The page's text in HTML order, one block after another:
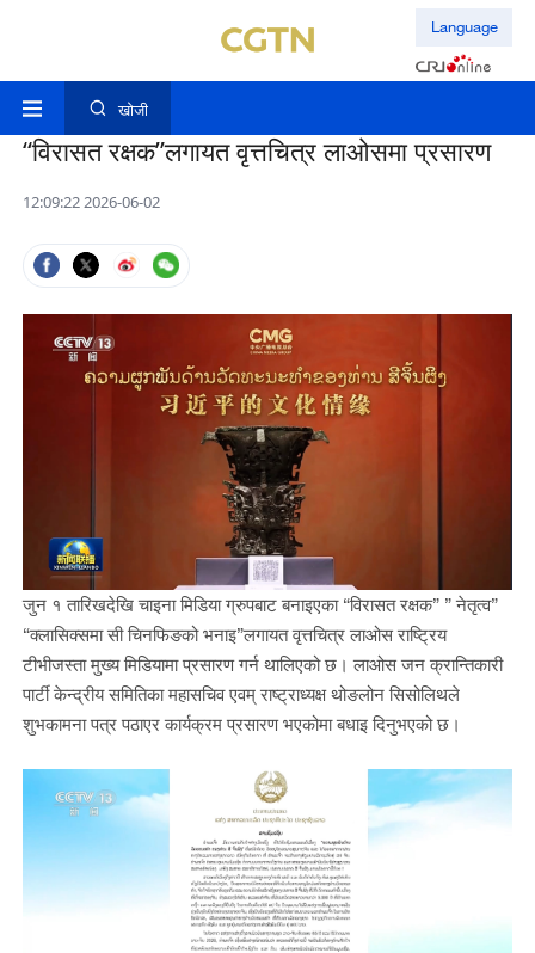
Language
खोजी
“विरासत रक्षक”लगायत वृत्तचित्र लाओसमा प्रसारण
12:09:22 2026-06-02
जुन १ तारिखदेखि चाइना मिडिया ग्रुपबाट बनाइएका “विरासत रक्षक” ” नेतृत्व”
“क्लासिक्समा सी चिनफिङको भनाइ”लगायत वृत्तचित्र लाओस राष्ट्रिय
टीभीजस्ता मुख्य मिडियामा प्रसारण गर्न थालिएको छ। लाओस जन क्रान्तिकारी
पार्टी केन्द्रीय समितिका महासचिव एवम् राष्ट्राध्यक्ष थोङलोन सिसोलिथले
शुभकामना पत्र पठाएर कार्यक्रम प्रसारण भएकोमा बधाइ दिनुभएको छ।